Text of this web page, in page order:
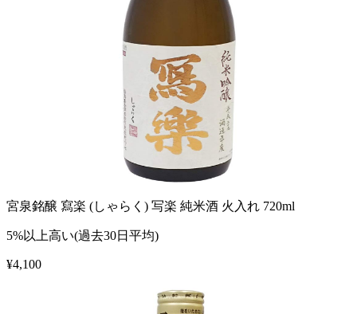
宮泉銘醸 寫楽 (しゃらく) 写楽 純米酒 火入れ 720ml
5%以上高い(過去30日平均)
¥4,100